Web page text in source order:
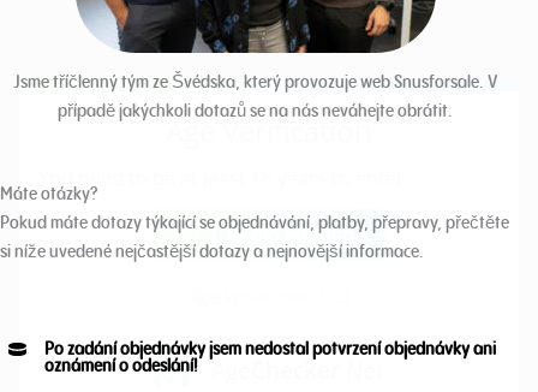
Jsme tříčlenný tým ze Švédska, který provozuje web Snusforsale. V
případě jakýchkoli dotazů se na nás neváhejte obrátit.
Máte otázky?
Pokud máte dotazy týkající se objednávání, platby, přepravy, přečtěte
si níže uvedené nejčastější dotazy a nejnovější informace.
Po zadání objednávky jsem nedostal potvrzení objednávky ani
oznámení o odeslání!